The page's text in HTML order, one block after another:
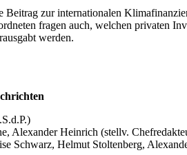
Beitrag zur internationalen
fragen auch, welchen privaten
werden.
Alexander Heinrich (stellv.
Schwarz, Helmut Stoltenberg,